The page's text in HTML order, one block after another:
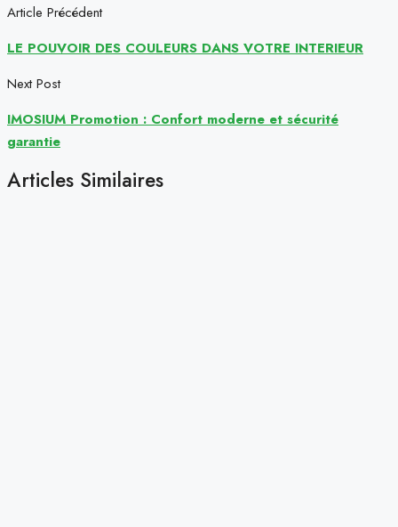
Article Précédent
LE POUVOIR DES COULEURS DANS VOTRE INTERIEUR
Next Post
IMOSIUM Promotion : Confort moderne et sécurité
garantie
Articles Similaires